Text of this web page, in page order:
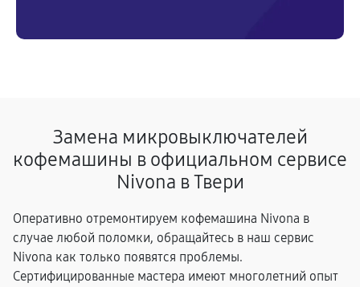
Замена микровыключателей
кофемашины в официальном сервисе
Nivona в Твери
Оперативно отремонтируем кофемашина Nivona в
случае любой поломки, обращайтесь в наш сервис
Nivona как только появятся проблемы.
Сертифицированные мастера имеют многолетний опыт